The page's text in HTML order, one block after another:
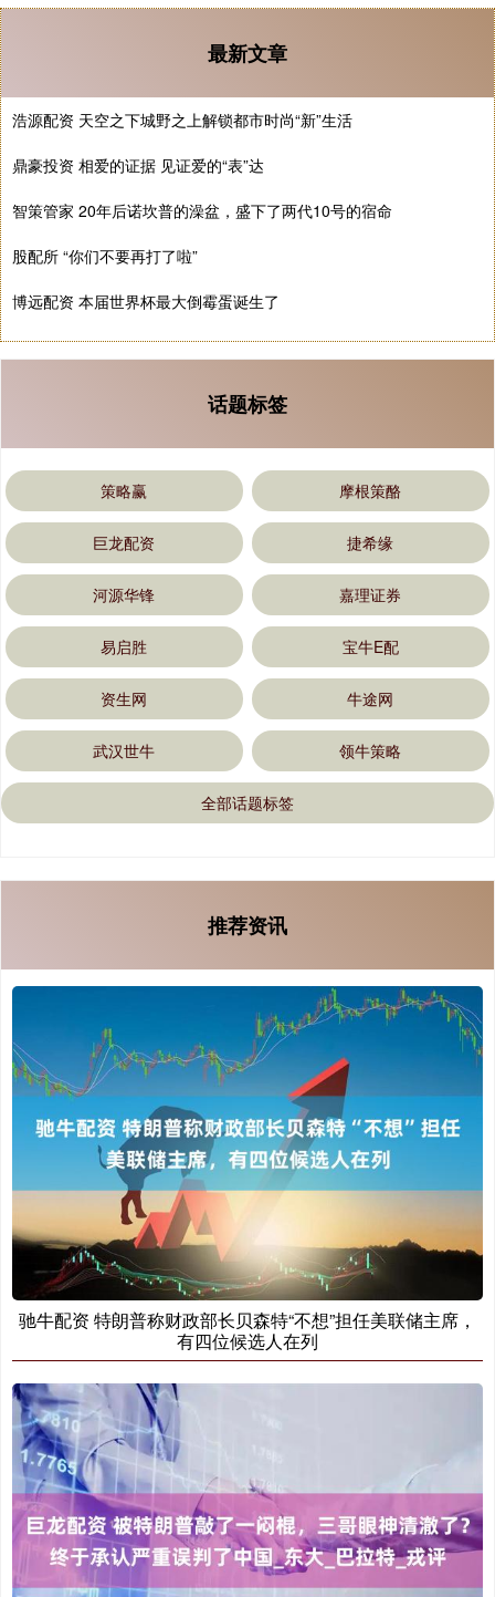
最新文章
浩源配资 天空之下城野之上解锁都市时尚“新”生活
鼎豪投资 相爱的证据 见证爱的“表”达
智策管家 20年后诺坎普的澡盆，盛下了两代10号的宿命
股配所 “你们不要再打了啦”
博远配资 本届世界杯最大倒霉蛋诞生了
话题标签
策略赢 摩根策酪
巨龙配资 捷希缘
河源华锋 嘉理证券
易启胜 宝牛E配
资生网 牛途网
武汉世牛 领牛策略
全部话题标签
推荐资讯
驰牛配资 特朗普称财政部长贝森特“不想”担任美联储主席，
有四位候选人在列